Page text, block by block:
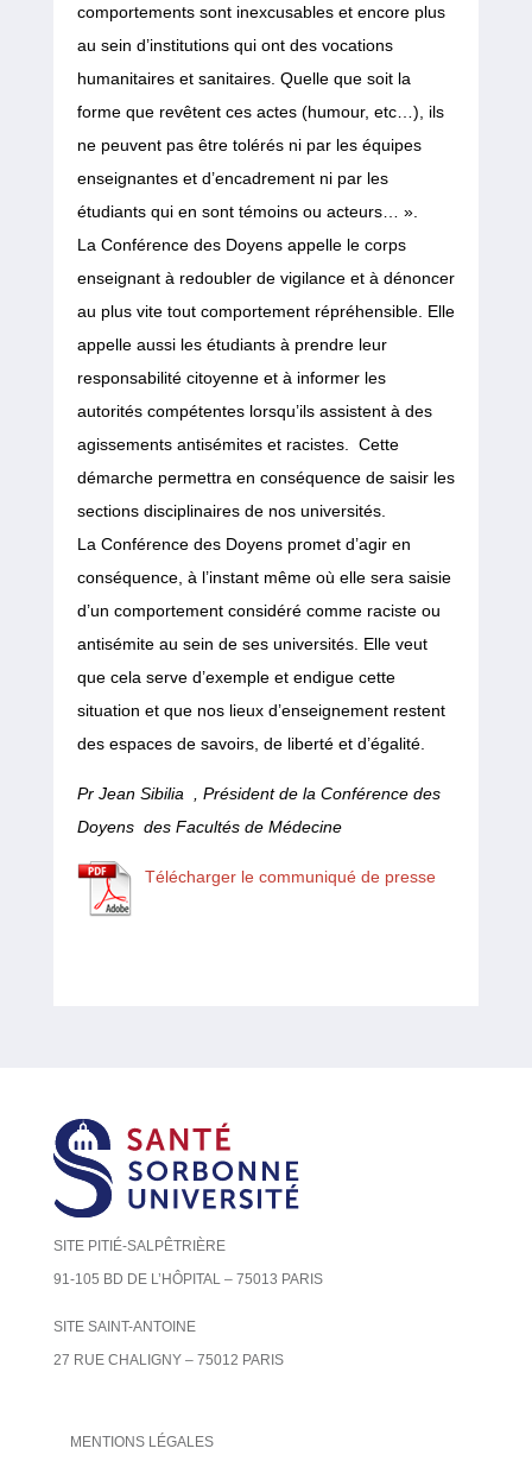
comportements sont inexcusables et encore plus
au sein d’institutions qui ont des vocations
humanitaires et sanitaires. Quelle que soit la
forme que revêtent ces actes (humour, etc…), ils
ne peuvent pas être tolérés ni par les équipes
enseignantes et d’encadrement ni par les
étudiants qui en sont témoins ou acteurs… ».
La Conférence des Doyens appelle le corps
enseignant à redoubler de vigilance et à dénoncer
au plus vite tout comportement répréhensible. Elle
appelle aussi les étudiants à prendre leur
responsabilité citoyenne et à informer les
autorités compétentes lorsqu’ils assistent à des
agissements antisémites et racistes. Cette
démarche permettra en conséquence de saisir les
sections disciplinaires de nos universités.
La Conférence des Doyens promet d’agir en
conséquence, à l’instant même où elle sera saisie
d’un comportement considéré comme raciste ou
antisémite au sein de ses universités. Elle veut
que cela serve d’exemple et endigue cette
situation et que nos lieux d’enseignement restent
des espaces de savoirs, de liberté et d’égalité.
Pr Jean Sibilia , Président de la Conférence des
Doyens des Facultés de Médecine
Télécharger le communiqué de presse
SITE PITIÉ-SALPÊTRIÈRE
91-105 BD DE L’HÔPITAL – 75013 PARIS
SITE SAINT-ANTOINE
27 RUE CHALIGNY – 75012 PARIS
MENTIONS LÉGALES